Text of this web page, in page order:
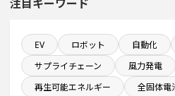
年間設備投資額が100億円以
来月着工プロジェクト
システム投資一覧
注目キーワード
EV ロボット 自動化
サプライチェーン
風力発電
再生可能エネルギー
全固体電